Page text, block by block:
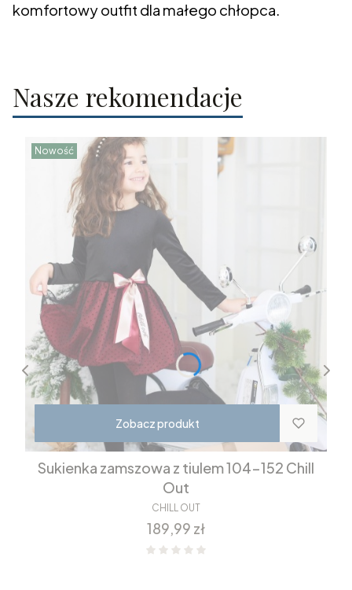
komfortowy outfit dla małego chłopca.
Nasze rekomendacje
Nowość
Zobacz produkt
Sukienka zamszowa z tiulem 104-152 Chill
Out
CHILL OUT
Cena
189,99 zł